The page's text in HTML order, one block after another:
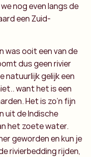
nog even langs de
een Zuid-
was ooit een van de
dus geen rivier
natuurlijk gelijk een
want het is een
Het is zo’n fijn
uit de Indische
het zoete water.
geworden en kun je
rivierbedding rijden,